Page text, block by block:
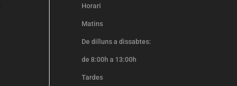
Horari
Matins
De dilluns a dissabtes:
de 8:00h a 13:00h
Tardes